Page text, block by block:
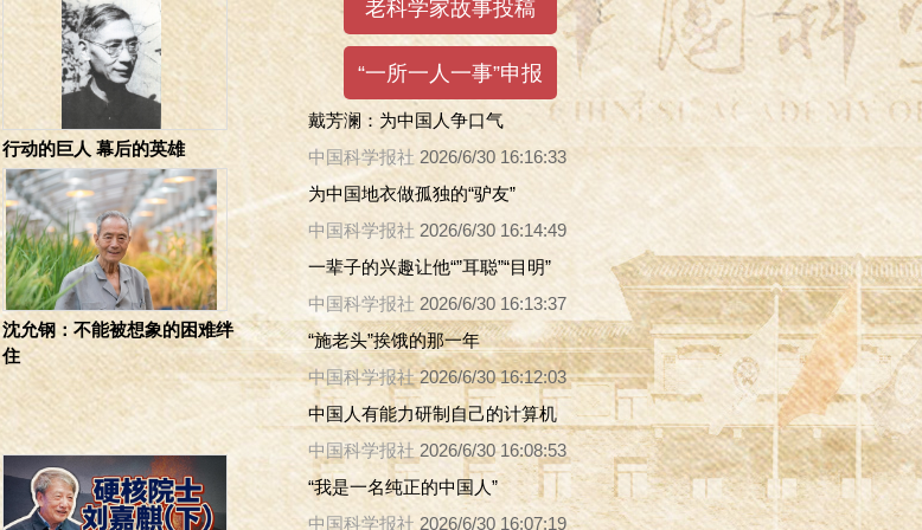
行动的巨人 幕后的英雄
沈允钢：不能被想象的困难绊
住
戴芳澜：为中国人争口气
中国科学报社 2026/6/30 16:16:33
为中国地衣做孤独的“驴友”
中国科学报社 2026/6/30 16:14:49
一辈子的兴趣让他“”耳聪”“目明”
中国科学报社 2026/6/30 16:13:37
“施老头”挨饿的那一年
中国科学报社 2026/6/30 16:12:03
中国人有能力研制自己的计算机
中国科学报社 2026/6/30 16:08:53
“我是一名纯正的中国人”
中国科学报社 2026/6/30 16:07:19